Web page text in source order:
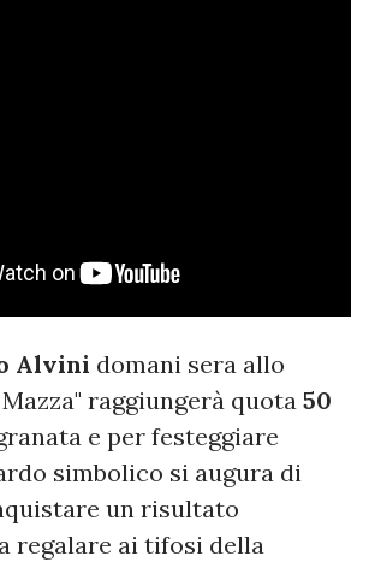
Alvini domani sera allo
raggiungerà quota 50
e per festeggiare
simbolico si augura di
un risultato
regalare ai tifosi della